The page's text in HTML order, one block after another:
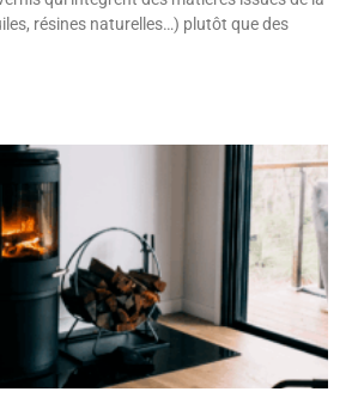
résines naturelles…) plutôt que des